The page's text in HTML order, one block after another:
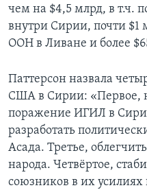
чем на $4,5 млрд, в т.ч.
внутри Сирии, почти
ООН в Ливане и более
Паттерсон назвала
США в Сирии: «Первое,
поражение ИГИЛ в
разработать
Асада. Третье,
народа. Четвёртое,
союзников в их усилиях